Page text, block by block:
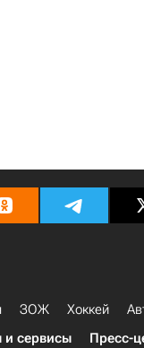
ЗОЖ Хоккей
и сервисы Пресс-